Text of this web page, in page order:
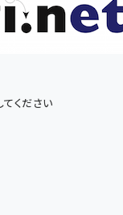
ください